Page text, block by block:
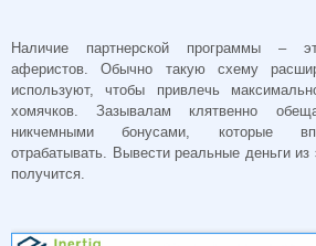
Наличие партнерской программы –
аферистов. Обычно такую схему
используют, чтобы привлечь
хомячков. Зазывалам клятвенно
никчемными бонусами, которые
отрабатывать. Вывести реальные деньги из
получится.